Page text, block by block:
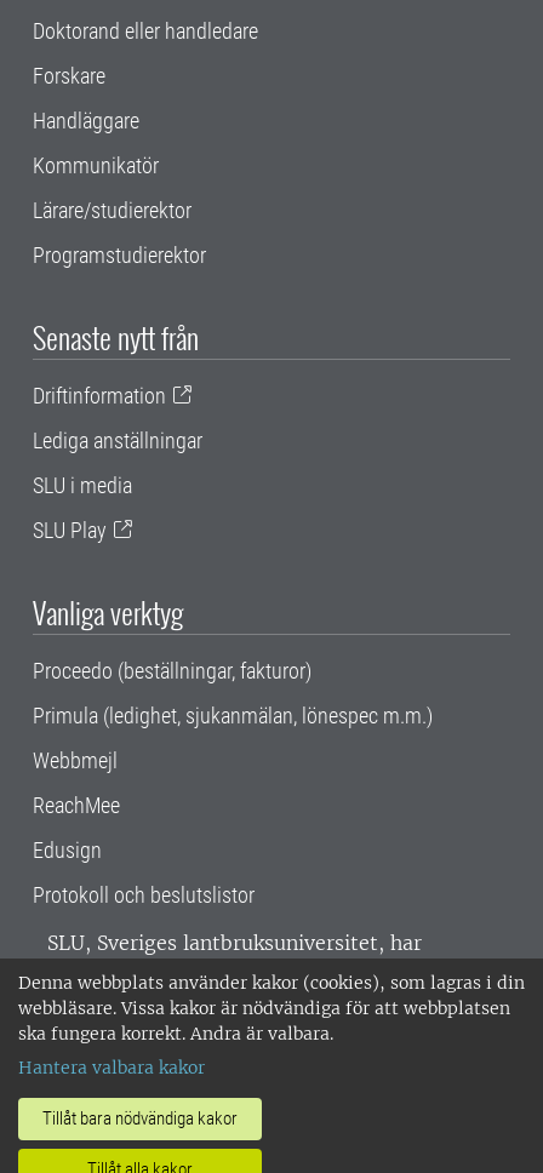
Denna webbplats använder kakor (cookies), som lagras i din
webbläsare. Vissa kakor är nödvändiga för att webbplatsen
ska fungera korrekt. Andra är valbara.
Hantera valbara kakor
Tillåt bara nödvändiga kakor
Doktorand eller handledare
Forskare
Handläggare
Kommunikatör
Lärare/studierektor
Programstudierektor
Senaste nytt från
Driftinformation
Lediga anställningar
SLU i media
SLU Play
Vanliga verktyg
Proceedo (beställningar, fakturor)
Primula (ledighet, sjukanmälan, lönespec m.m.)
Webbmejl
ReachMee
Edusign
Protokoll och beslutslistor
SLU, Sveriges lantbruksuniversitet, har
verksamhet över hela Sverige. Huvudorter är
Alnarp, Uppsala och Umeå.SLU är
miljöcertifierat enligt ISO 14001. •
018-67 10 00 • Org nr: 202100-2817 •
Om SLU:s webbplatser
•Hantera kakor•Behandling av